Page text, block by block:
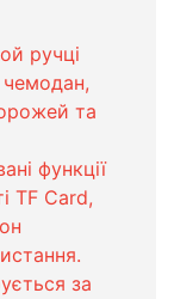
ручці
чемодан,
та
функції
TF Card,
за